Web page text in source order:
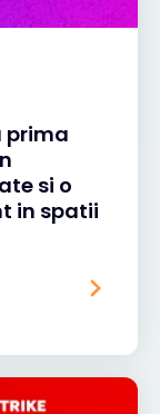
prima
si o
in spatii